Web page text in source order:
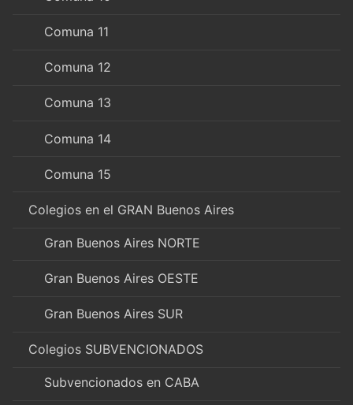
Comuna 11
Comuna 12
Comuna 13
Comuna 14
Comuna 15
Colegios en el GRAN Buenos Aires
Gran Buenos Aires NORTE
Gran Buenos Aires OESTE
Gran Buenos Aires SUR
Colegios SUBVENCIONADOS
Subvencionados en CABA